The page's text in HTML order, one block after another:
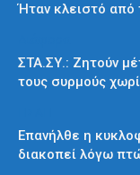
Ήταν κλειστό από
ΣΤΑ.ΣΥ.: Ζητούν
τους συρμούς
Επανήλθε η
διακοπεί λόγω